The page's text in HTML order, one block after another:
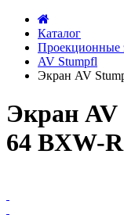
Каталог
Проекционные
AV Stumpfl
Экран AV
Экран
64 BXW-